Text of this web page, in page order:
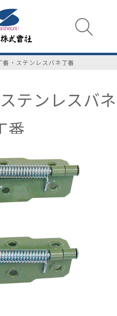
番・ステンレスバネ丁番
テンレスバネ
番